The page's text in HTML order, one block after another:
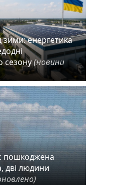
зими: енергетика
сезону(новини
пошкоджена
дві людини